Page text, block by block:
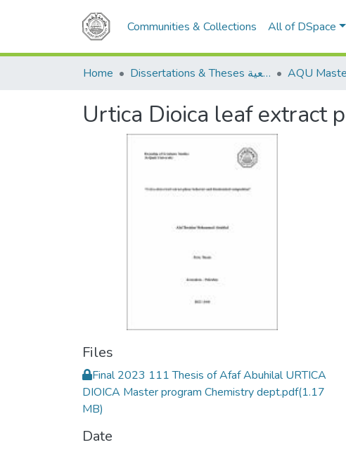
Communities & Collections All of DSpace
Home Dissertations & Theses الرسائل الجامعية
Urtica Dioica leaf extract
Files
Final 2023 111 Thesis of Afaf Abuhilal URTICA
DIOICA Master program Chemistry dept.pdf(1.17
MB)
Date